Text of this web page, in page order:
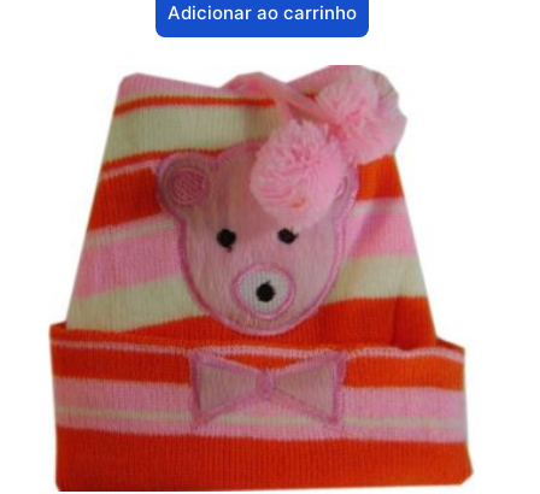
Adicionar ao carrinho